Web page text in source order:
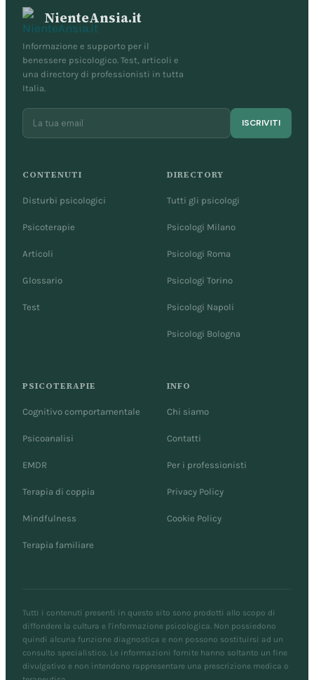
NienteAnsia.it
Informazione e supporto per il
benessere psicologico. Test, articoli e
una directory di professionisti in tutta
Italia.
ISCRIVITI
CONTENUTI
Disturbi psicologici
Psicoterapie
Articoli
Glossario
Test
DIRECTORY
Tutti gli psicologi
Psicologi Milano
Psicologi Roma
Psicologi Torino
Psicologi Napoli
Psicologi Bologna
PSICOTERAPIE
Cognitivo comportamentale
Psicoanalisi
EMDR
Terapia di coppia
Mindfulness
Terapia familiare
INFO
Chi siamo
Contatti
Per i professionisti
Privacy Policy
Cookie Policy
Tutti i contenuti presenti in questo sito sono prodotti allo scopo di
diffondere la cultura e l'informazione psicologica. Non possiedono
quindi alcuna funzione diagnostica e non possono sostituirsi ad un
consulto specialistico. Le informazioni fornite hanno soltanto un fine
divulgativo e non intendono rappresentare una prescrizione medica o